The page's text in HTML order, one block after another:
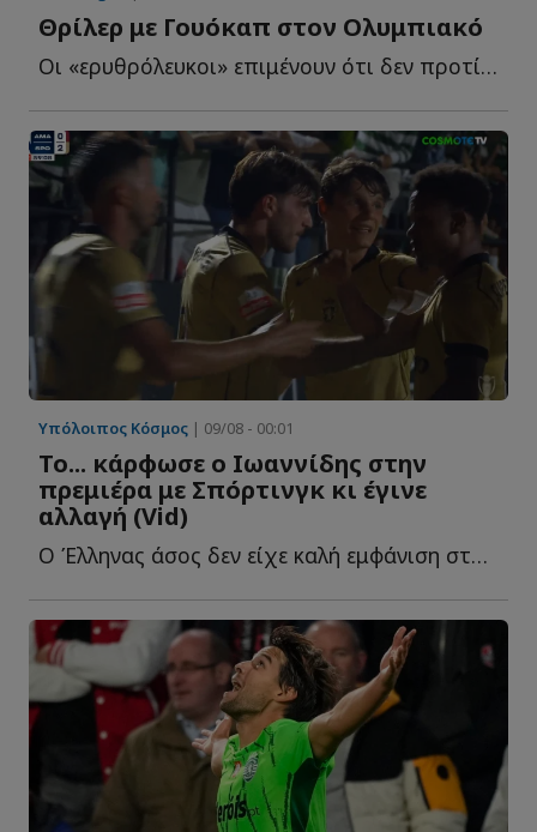
Θρίλερ με Γουόκαπ στον Ολυμπιακό
Οι «ερυθρόλευκοι» επιμένουν ότι δεν προτίθενται να α...
Υπόλοιπος Κόσμος | 09/08 - 00:01
Το... κάρφωσε ο Ιωαννίδης στην
πρεμιέρα με Σπόρτινγκ κι έγινε
αλλαγή (Vid)
Ο Έλληνας άσος δεν είχε καλή εμφάνιση στο παιχνίδι τ...